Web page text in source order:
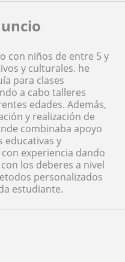
con niños de entre 5 y
y culturales. he
para clases
a cabo talleres
edades. Además,
y realización de
combinaba apoyo
educativas y
experiencia dando
los deberes a nivel
personalizados
estudiante.